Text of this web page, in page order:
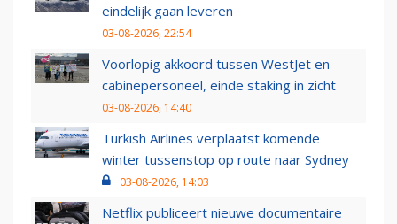
eindelijk gaan leveren
03-08-2026, 22:54
Voorlopig akkoord tussen WestJet en
cabinepersoneel, einde staking in zicht
03-08-2026, 14:40
Turkish Airlines verplaatst komende
winter tussenstop op route naar Sydney
03-08-2026, 14:03
Netflix publiceert nieuwe documentaire